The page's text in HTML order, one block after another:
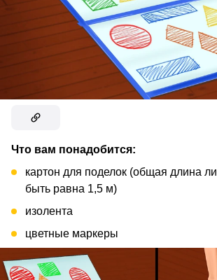
Что вам понадобится:
картон для поделок (общая длина
быть равна 1,5 м)
изолента
цветные маркеры